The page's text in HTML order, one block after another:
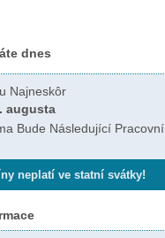
dnes
Najneskôr
augusta
Bude Následující Pracovní
neplatí ve statní svátky!